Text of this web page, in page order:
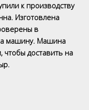
к производству
Изготовлена
в
машину. Машина
чтобы доставить на